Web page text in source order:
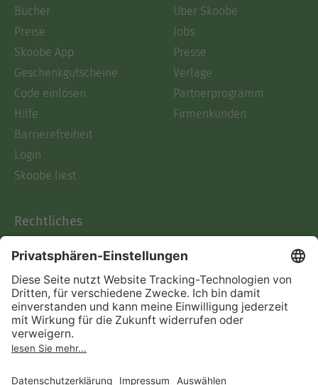
Bücher
Preise
Skoobe App
Geschenkgutscheine
Code einlösen
Hilfe
Barrierefreiheit
Login
Skoobe liest
Über Skoobe
Jobs
Presse
Verlage
Partnerprogramm
Firmenkunden
Rechtliches
AGB
Informationen nach Data
Act
Verträge hier kündigen
Impressum